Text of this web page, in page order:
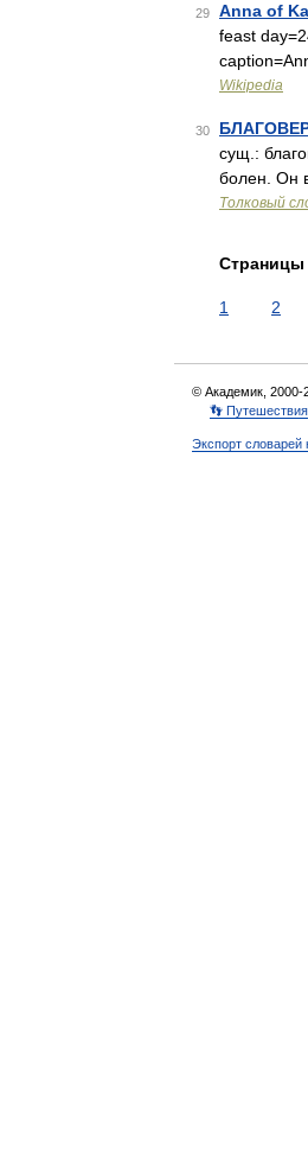
29 Anna of
feast
Wikipedia
30
сущ.:
болен. Он
Толковый
Страницы
1 2
© Академик, 2000-
👣 Путешествия
Экспорт словарей